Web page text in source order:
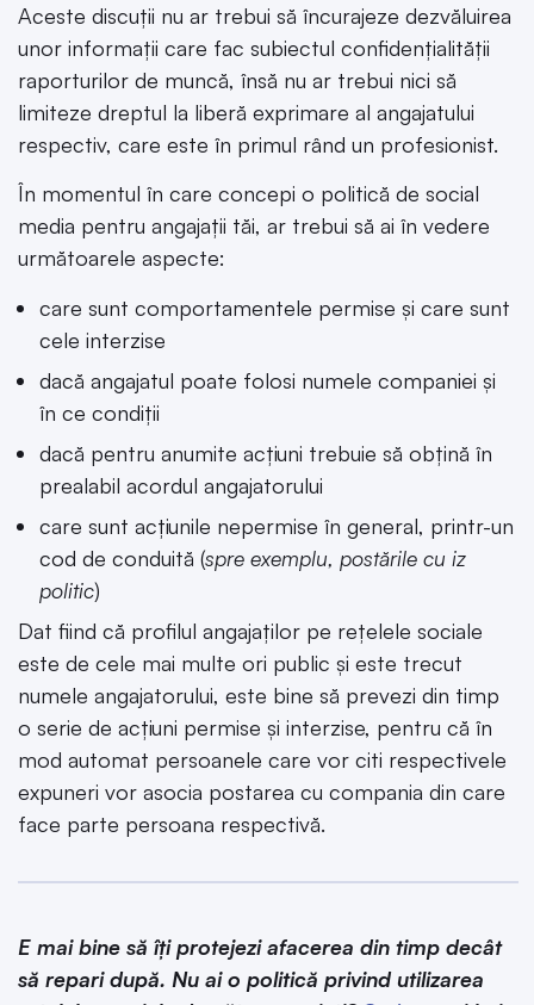
Aceste discuții nu ar trebui să încurajeze dezvăluirea
unor informații care fac subiectul confidențialității
raporturilor de muncă, însă nu ar trebui nici să
limiteze dreptul la liberă exprimare al angajatului
respectiv, care este în primul rând un profesionist.
În momentul în care concepi o politică de social
media pentru angajații tăi, ar trebui să ai în vedere
următoarele aspecte:
care sunt comportamentele permise și care sunt
cele interzise
dacă angajatul poate folosi numele companiei și
în ce condiții
dacă pentru anumite acțiuni trebuie să obțină în
prealabil acordul angajatorului
care sunt acțiunile nepermise în general, printr-un
cod de conduită (spre exemplu, postările cu iz
politic)
Dat fiind că profilul angajaților pe rețelele sociale
este de cele mai multe ori public și este trecut
numele angajatorului, este bine să prevezi din timp
o serie de acțiuni permise și interzise, pentru că în
mod automat persoanele care vor citi respectivele
expuneri vor asocia postarea cu compania din care
face parte persoana respectivă.
E mai bine să îți protejezi afacerea din timp decât
să repari după. Nu ai o politică privind utilizarea